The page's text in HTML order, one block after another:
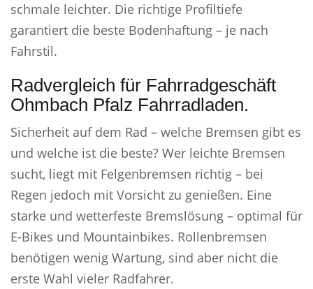
schmale leichter. Die richtige Profiltiefe
garantiert die beste Bodenhaftung – je nach
Fahrstil.
Radvergleich für Fahrradgeschäft
Ohmbach Pfalz Fahrradladen.
Sicherheit auf dem Rad – welche Bremsen gibt es
und welche ist die beste? Wer leichte Bremsen
sucht, liegt mit Felgenbremsen richtig – bei
Regen jedoch mit Vorsicht zu genießen. Eine
starke und wetterfeste Bremslösung – optimal für
E-Bikes und Mountainbikes. Rollenbremsen
benötigen wenig Wartung, sind aber nicht die
erste Wahl vieler Radfahrer.